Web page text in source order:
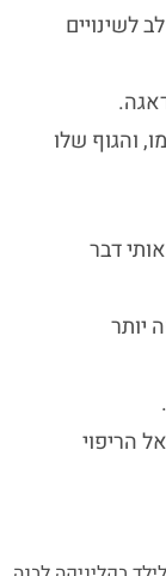
לשינויים
והגוף שלו
דבר
יותר
הריפוי